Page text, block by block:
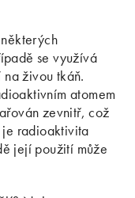
se využívá
živou tkáň.
atomem
zevnitř, což
radioaktivita
její použití může